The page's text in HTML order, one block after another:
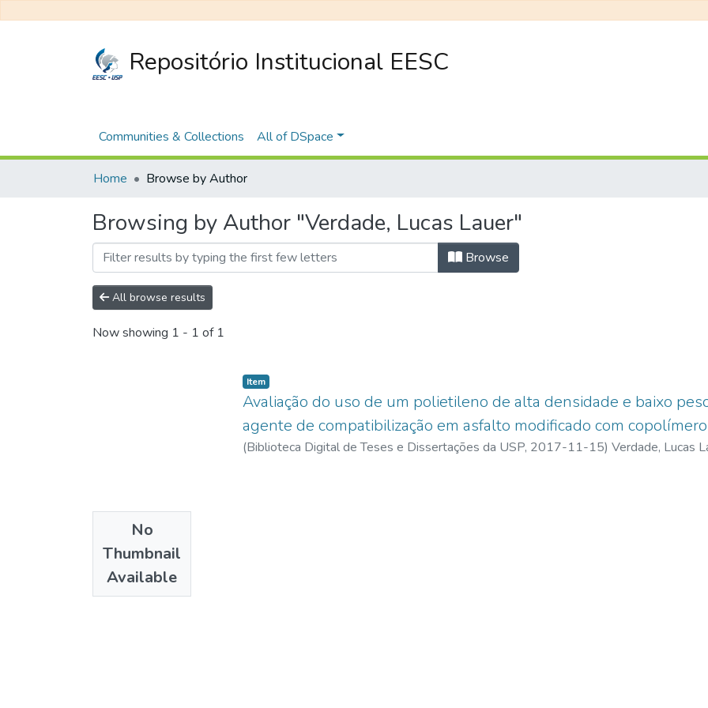
Repositório Institucional EESC
Communities & Collections All of DSpace
Home Browse by Author
Browsing by Author "Verdade, Lucas Lauer"
Browse
All browse results
Now showing 1 - 1 of 1
No
Thumbnail
Available
Item
Avaliação do uso de um polietileno de alta densidade e baixo
agente de compatibilização em asfalto modificado com
(Biblioteca Digital de Teses e Dissertações da USP, 2017-11-15) Verdade, Lucas